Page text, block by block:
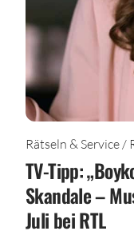
Rätseln & Service /
TV-Tipp:
Skandale –
Juli bei RTL